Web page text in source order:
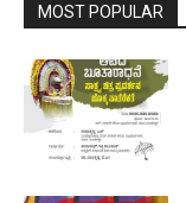
MOST POPULAR